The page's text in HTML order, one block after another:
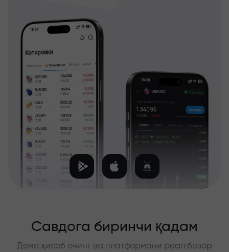
Савдога биринчи қадам
Демо ҳисоб очинг ва платформани реал бозор